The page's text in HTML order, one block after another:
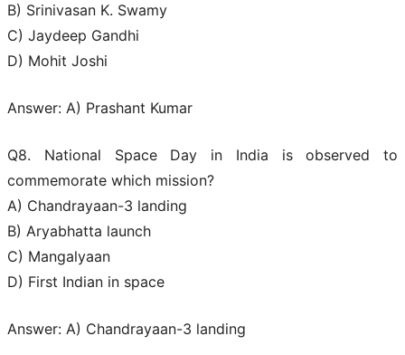
B) Srinivasan K. Swamy
C) Jaydeep Gandhi
D) Mohit Joshi
Answer: A) Prashant Kumar
Q8. National Space Day in India is observed to
commemorate which mission?
A) Chandrayaan-3 landing
B) Aryabhatta launch
C) Mangalyaan
D) First Indian in space
Answer: A) Chandrayaan-3 landing